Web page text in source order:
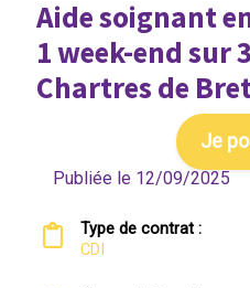
Aide soignant
1 week-end sur
Chartres de
Je
Publiée le 12/09/2025
Type de contrat :
CDI